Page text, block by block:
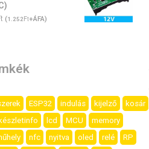
(1.252Ft+ÁFA)
ESP32 indulás kijelző
kosár
készletinfo lcd MCU
memory
nfc nyitva oled relé
RP